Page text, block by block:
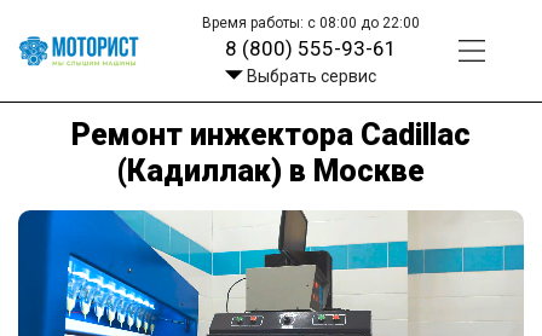
Время работы: с 08:00 до 22:00
8 (800) 555-93-61
Выбрать сервис
Ремонт инжектора Cadillac
(Кадиллак) в Москве